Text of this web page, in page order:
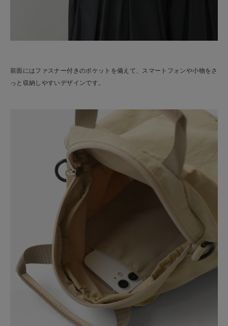
前面にはファスナー付きのポケットを備えて、スマートフォンや小物をさ
っと収納しやすいデザインです。